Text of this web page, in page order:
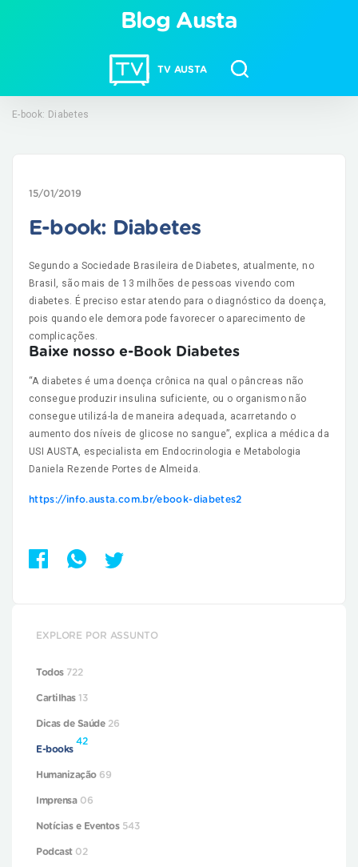
TV AUSTA
Blog Austa
E-book: Diabetes
15/01/2019
E-book: Diabetes
Segundo a Sociedade Brasileira de Diabetes, atualmente, no
Brasil, são mais de 13 milhões de pessoas vivendo com
diabetes. É preciso estar atendo para o diagnóstico da doença,
pois quando ele demora pode favorecer o aparecimento de
complicações.
Baixe nosso e-Book Diabetes
“A diabetes é uma doença crônica na qual o pâncreas não
consegue produzir insulina suficiente, ou o organismo não
consegue utilizá-la de maneira adequada, acarretando o
aumento dos níveis de glicose no sangue”, explica a médica da
USI AUSTA, especialista em Endocrinologia e Metabologia
Daniela Rezende Portes de Almeida.
https://info.austa.com.br/ebook-diabetes2
EXPLORE POR ASSUNTO
Todos 722
Cartilhas13
Dicas de Saúde 26
E-books
42
Humanização 69
Imprensa 06
Notícias e Eventos 543
Podcast 02